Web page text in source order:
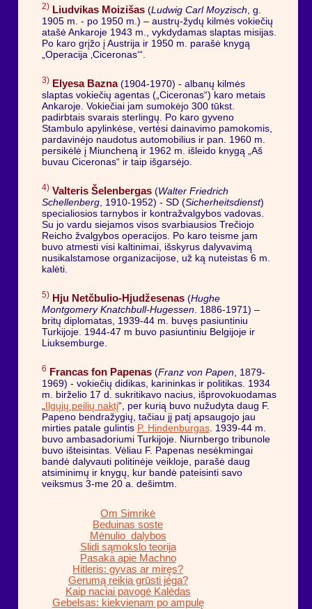
2) Liudvikas Moizišas(Ludwig Carl Moyzisch , g.
1905 m. - po 1950 m.) – austrų-žydų kilmės vokiečių
atašė Ankaroje 1943 m., vykdydamas slaptas misijas.
Po karo grįžo į Austrija ir 1950 m. parašė knygą
„Operacija ‚Ciceronas‘“.
3) Elyesa Bazna(1904-1970) - albanų kilmės
slaptas vokiečių agentas („Ciceronas“) karo metais
Ankaroje. Vokiečiai jam sumokėjo 300 tūkst.
padirbtais svarais sterlingų. Po karo gyveno
Stambulo apylinkėse, vertėsi dainavimo pamokomis,
pardavinėjo naudotus automobilius ir pan. 1960 m.
persikėlė į Miuncheną ir 1962 m. išleido knygą „Aš
buvau Ciceronas“ ir taip išgarsėjo.
4) Valteris Šelenbergas(Walter Friedrich
Schellenberg, 1910-1952) - SD (Sicherheitsdienst)
specialiosios tarnybos ir kontražvalgybos vadovas.
Su jo vardu siejamos visos svarbiausios Trečiojo
Reicho žvalgybos operacijos. Po karo teisme jam
buvo atmesti visi kaltinimai, išskyrus dalyvavimą
nusikalstamose organizacijose, už ką nuteistas 6 m.
kalėti.
5) Hju Netčbulio-Hjudžesenas(Hughe
Montgomery Knatchbull-Hugessen. 1886-1971) –
britų diplomatas, 1939-44 m. buvęs pasiuntiniu
Turkijoje. 1944-47 m buvo pasiuntiniu Belgijoje ir
Liuksemburge.
6 Francas fon Papenas(Franz von Papen, 1879-
1969) - vokiečių didikas, karininkas ir politikas. 1934
m. birželio 17 d. sukritikavo nacius, išprovokuodamas
„Ilgųjų peilių naktį“, per kurią buvo nužudyta daug F.
Papeno bendražygių, tačiau jį patį apsaugojo jau
mirties patale gulintis P. Hindenburgas. 1939-44 m.
buvo ambasadoriumi Turkijoje. Niurnbergo tribunole
buvo išteisintas. Vėliau F. Papenas nesėkmingai
bandė dalyvauti politinėje veikloje, parašė daug
atsiminimų ir knygų, kur bandė pateisinti savo
veiksmus 3-me 20 a. dešimtm.
Om Simrikė
Beduinas soste
Mėnulio dalybos
Slidi sąmokslo teorija
Pasaka apie Machno
Hitleris: gyvas ar miręs?
Gerumą reikia grūsti jėga?
Kaip naciai pavogė Kalėdas
Gebelsas: kiekvienam po ampulę